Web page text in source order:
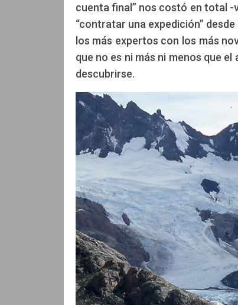
cuenta final” nos costó en total -
“contratar una expedición”
los más expertos con los más
que no es ni más ni menos que
descubrirse.